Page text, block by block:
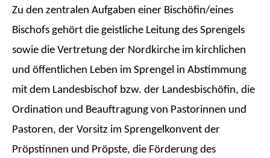
Zu den zentralen Aufgaben einer Bischöfin/eines
Bischofs gehört die geistliche Leitung des Sprengels
sowie die Vertretung der Nordkirche im kirchlichen
und öffentlichen Leben im Sprengel in Abstimmung
mit dem Landesbischof bzw. der Landesbischöfin, die
Ordination und Beauftragung von Pastorinnen und
Pastoren, der Vorsitz im Sprengelkonvent der
Pröpstinnen und Pröpste, die Förderung des